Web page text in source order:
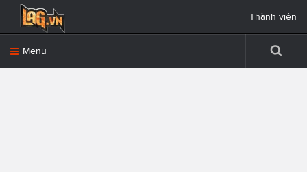
Menu
Thành viên